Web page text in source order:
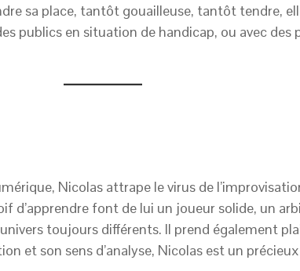
sa place, tantôt gouailleuse, tantôt tendre,
publics en situation de handicap, ou avec des
Nicolas attrape le virus de
d’apprendre font de lui un joueur solide, un
toujours différents. Il prend également
et son sens d’analyse, Nicolas est un